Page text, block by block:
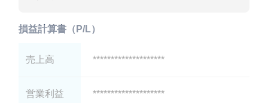
損益計算書（P/L）
売上高 ********************
営業利益 ********************